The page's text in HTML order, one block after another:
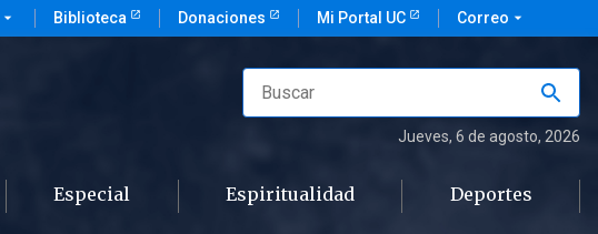
arrow_drop_down Biblioteca Donaciones Mi Portal UC Correo arrow_drop_down
Jueves, 6 de agosto, 2026
Especial Espiritualidad Deportes